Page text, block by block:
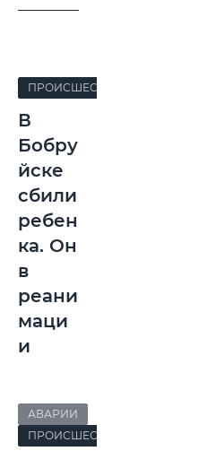
ПРОИСШЕСТВИЯ
В
Бобру
йске
сбили
ребен
ка. Он
в
реани
маци
и
АВАРИИ
ПРОИСШЕСТВИЯ